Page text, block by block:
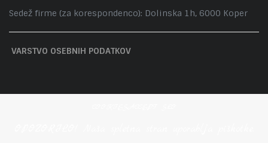
Sedež firme (za korespondenco): Dolinska 1h, 6000 Koper
VARSTVO OSEBNIH PODATKOV